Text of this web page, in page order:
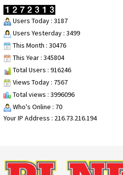
Users Today : 3187
Users Yesterday : 3499
This Month : 30476
This Year : 345804
Total Users : 916246
Views Today : 7567
Total views : 3996096
Who's Online : 70
Your IP Address : 216.73.216.194